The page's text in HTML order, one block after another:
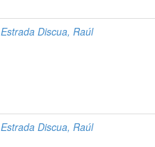
Estrada Discua, Raúl
Estrada Discua, Raúl